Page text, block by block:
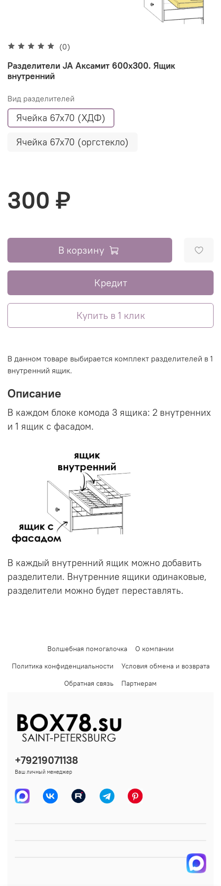
(0)
Разделители JA Аксамит 600х300. Ящик
внутренний
Вид разделителей
Ячейка 67х70 (ХДФ)
Ячейка 67х70 (оргстекло)
300 ₽
В корзину
Кредит
Купить в 1 клик
В данном товаре выбирается комплект разделителей в 1
внутренний ящик.
Описание
В каждом блоке комода 3 ящика: 2 внутренних
и 1 ящик с фасадом.
В каждый внутренний ящик можно добавить
разделители. Внутренние ящики одинаковые,
разделители можно будет переставлять.
Волшебная помогалочка
О компании
Политика конфиденциальности
Условия обмена и возврата
Обратная связь
Партнерам
+79219071138
Ваш личный менеджер